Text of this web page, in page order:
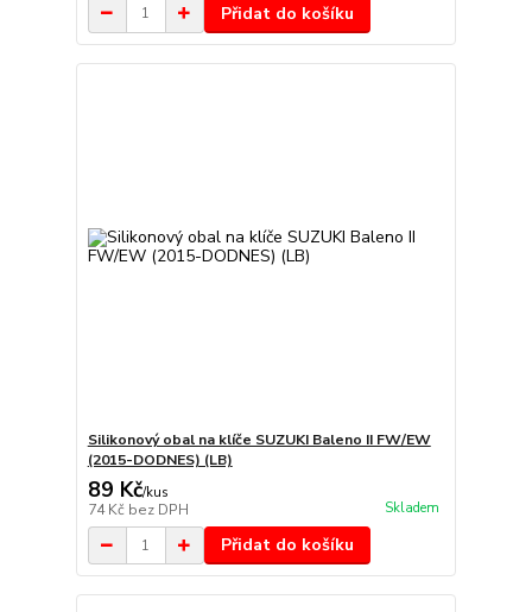
Přidat do košíku
Silikonový obal na klíče SUZUKI Baleno II FW/EW
(2015-DODNES) (LB)
89 Kč/kus
74 Kč bez DPH Skladem
Přidat do košíku